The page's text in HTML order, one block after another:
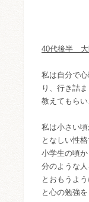
40代後半
私は自分で
り、行き詰
教えてもらい
私は小さい
となしい性格
小学生の頃
分のような人
とおもうよ
と心の勉強を